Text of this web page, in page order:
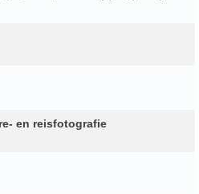
en reisfotografie